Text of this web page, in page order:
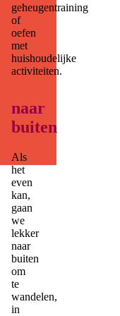
a
geheugentraining
of
oefen
met
huishoudelijke
activiteiten.
naar
buiten
Als
het
even
kan,
gaan
we
lekker
naar
buiten
om
te
wandelen,
in